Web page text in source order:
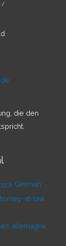
/
die den
German